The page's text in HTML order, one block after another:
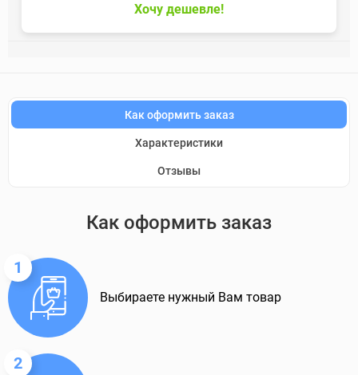
Хочу дешевле!
Как оформить заказ
Характеристики
Отзывы
Как оформить заказ
1
Выбираете нужный Вам товар
2